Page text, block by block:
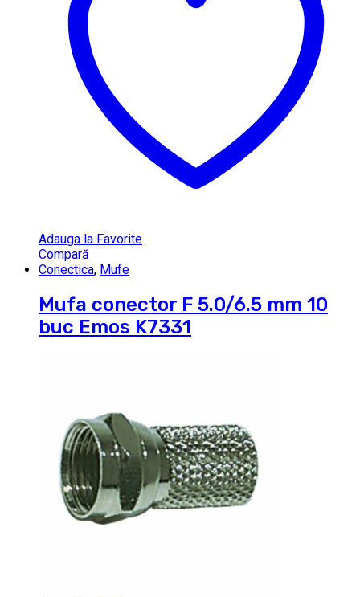
Adauga la Favorite
Compară
Conectica, Mufe
Mufa conector F 5.0/6.5 mm 10
buc Emos K7331